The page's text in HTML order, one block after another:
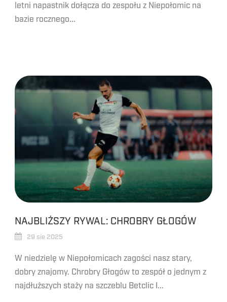
letni napastnik dołącza do zespołu z Niepołomic na
bazie rocznego...
NAJBLIŻSZY RYWAL: CHROBRY GŁOGÓW
29 sie 2025
W niedzielę w Niepołomicach zagości nasz stary,
dobry znajomy. Chrobry Głogów to zespół o jednym z
najdłuższych staży na szczeblu Betclic I...